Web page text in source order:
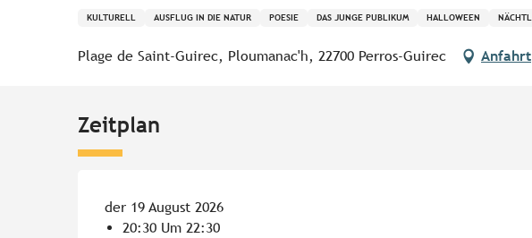
KULTURELL AUSFLUG IN DIE NATUR POESIE DAS JUNGE PUBLIKUM HALLOWEEN
Plage de Saint-Guirec, Ploumanac'h, 22700 Perros-Guirec Anfahrt
Zeitplan
der 19 August 2026
20:30 Um 22:30